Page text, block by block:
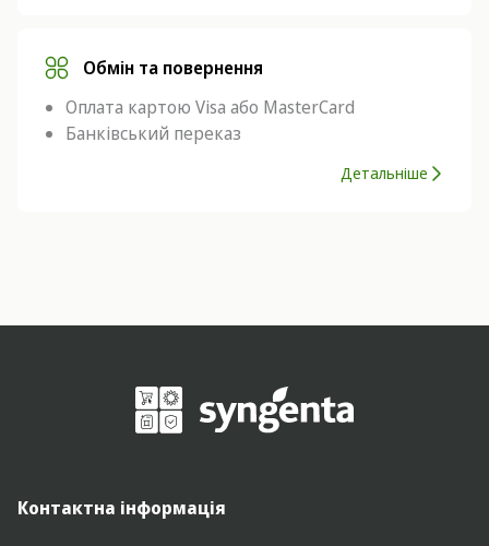
Обмін та повернення
Оплата картою Visa або MasterCard
Банківський переказ
Детальніше
Контактна інформація